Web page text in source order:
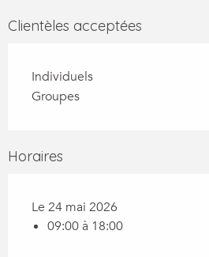
Clientèles acceptées
Individuels
Groupes
Horaires
Le 24 mai 2026
09:00 à 18:00